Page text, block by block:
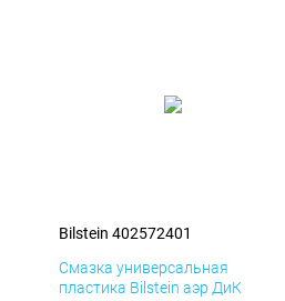
Bilstein 402572401
Смазка универсальная
пластика Bilstein аэр ДиК